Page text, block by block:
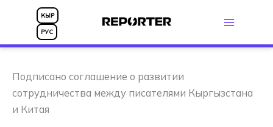
Перейти
содержимому
КЫР
РУС
Подписано соглашение о развитии
сотрудничества между писателями Кыргызстана
и Китая